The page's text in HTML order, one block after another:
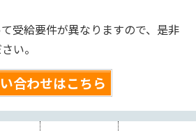
受給要件が異なりますので、是非
い。
合わせはこちら